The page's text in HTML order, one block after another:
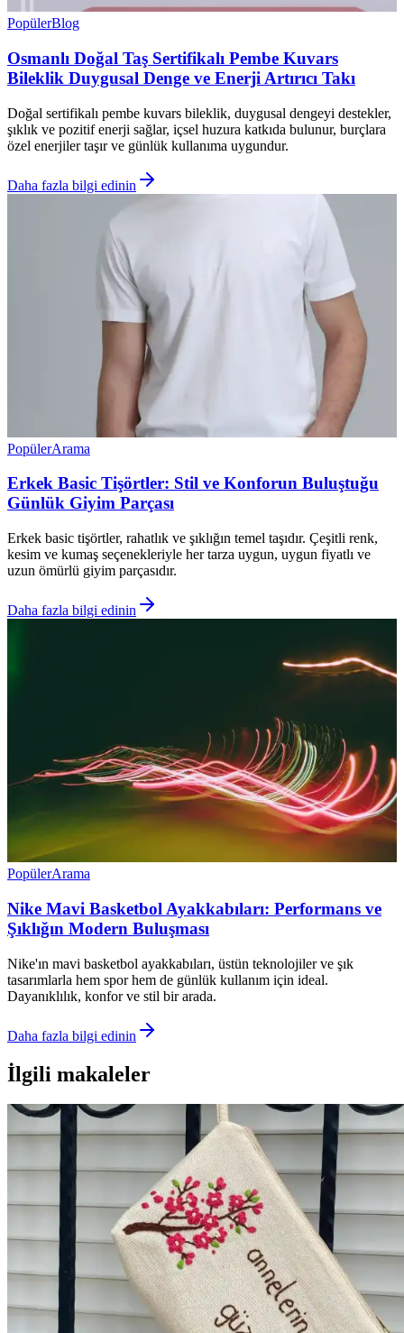
PopülerBlog
Osmanlı Doğal Taş Sertifikalı Pembe Kuvars
Bileklik Duygusal Denge ve Enerji Artırıcı Takı
Doğal sertifikalı pembe kuvars bileklik, duygusal dengeyi destekler,
şıklık ve pozitif enerji sağlar, içsel huzura katkıda bulunur, burçlara
özel enerjiler taşır ve günlük kullanıma uygundur.
Daha fazla bilgi edinin
PopülerArama
Erkek Basic Tişörtler: Stil ve Konforun Buluştuğu
Günlük Giyim Parçası
Erkek basic tişörtler, rahatlık ve şıklığın temel taşıdır. Çeşitli renk,
kesim ve kumaş seçenekleriyle her tarza uygun, uygun fiyatlı ve
uzun ömürlü giyim parçasıdır.
Daha fazla bilgi edinin
PopülerArama
Nike Mavi Basketbol Ayakkabıları: Performans ve
Şıklığın Modern Buluşması
Nike'ın mavi basketbol ayakkabıları, üstün teknolojiler ve şık
tasarımlarla hem spor hem de günlük kullanım için ideal.
Dayanıklılık, konfor ve stil bir arada.
Daha fazla bilgi edinin
İlgili makaleler